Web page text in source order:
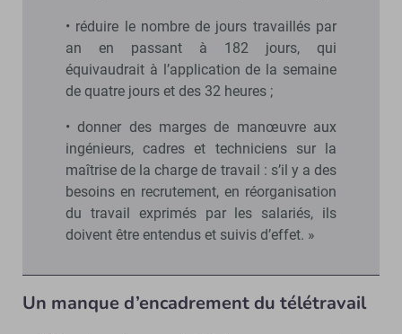
• réduire le nombre de jours travaillés par
an en passant à 182 jours, qui
équivaudrait à l’application de la semaine
de quatre jours et des 32 heures ;
• donner des marges de manœuvre aux
ingénieurs, cadres et techniciens sur la
maîtrise de la charge de travail : s’il y a des
besoins en recrutement, en réorganisation
du travail exprimés par les salariés, ils
doivent être entendus et suivis d’effet. »
Un manque d’encadrement du télétravail